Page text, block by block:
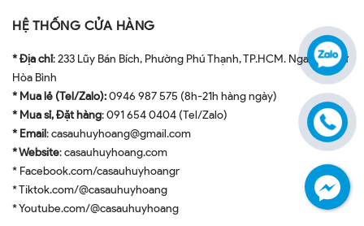
HỆ THỐNG CỬA HÀNG
* Địa chỉ: 233 Lũy Bán Bích, Phường Phú Thạnh, TP.HCM. Ngay ngã tư
Hòa Bình
* Mua lẻ (Tel/Zalo):0946 987 575 (8h-21h hàng ngày)
* Mua sỉ, Đặt hàng: 091 654 0404 (Tel/Zalo)
* Email: casauhuyhoang@gmail.com
* Website: casauhuyhoang.com
* Facebook.com/casauhuyhoangr
* Tiktok.com/@casauhuyhoang
* Youtube.com/@casauhuyhoang